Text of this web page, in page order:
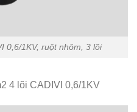
0,6/1KV, ruột nhôm, 3 lõi
4 lõi CADIVI 0,6/1KV